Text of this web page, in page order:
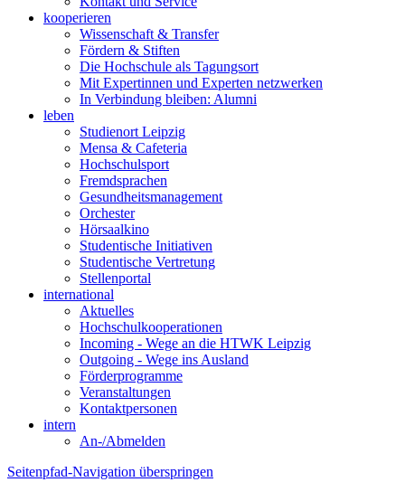
kooperieren
Wissenschaft & Transfer
Fördern & Stiften
Die Hochschule als Tagungsort
Mit Expertinnen und Experten netzwerken
In Verbindung bleiben: Alumni
leben
Studienort Leipzig
Mensa & Cafeteria
Hochschulsport
Fremdsprachen
Gesundheitsmanagement
Orchester
Hörsaalkino
Studentische Initiativen
Studentische Vertretung
Stellenportal
international
Aktuelles
Hochschulkooperationen
Incoming - Wege an die HTWK Leipzig
Outgoing - Wege ins Ausland
Förderprogramme
Veranstaltungen
Kontaktpersonen
intern
An-/Abmelden
Seitenpfad-Navigation überspringen